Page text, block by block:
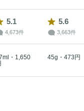
5.1
4,673件
5.6
3,663件
・1,650
45g・473円